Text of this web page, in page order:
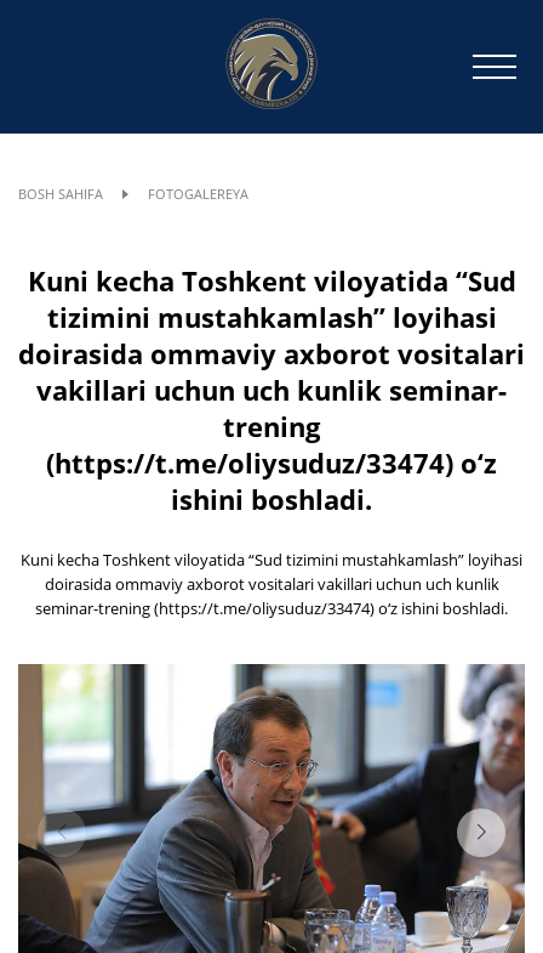
BOSH SAHIFA FOTOGALEREYA
Kuni kecha Toshkent viloyatida “Sud
tizimini mustahkamlash” loyihasi
doirasida ommaviy axborot vositalari
vakillari uchun uch kunlik seminar-
trening
(https://t.me/oliysuduz/33474) o‘z
ishini boshladi.
Kuni kecha Toshkent viloyatida “Sud tizimini mustahkamlash” loyihasi
doirasida ommaviy axborot vositalari vakillari uchun uch kunlik
seminar-trening (https://t.me/oliysuduz/33474) o‘z ishini boshladi.